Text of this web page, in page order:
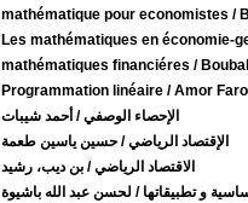
mathématique pour economistes /
Les mathématiques en économie-
mathématiques financiéres /
Programmation linéaire / Amor
الإحصاء الوصفي/ أحمد شيبات
الإقتصاد الرياضي/ حسين ياسين طعمة
الاقتصاد الرياضي/ بن ديب، رشيد
و تطبيقاتها / لحسن عبد الله باشيوة